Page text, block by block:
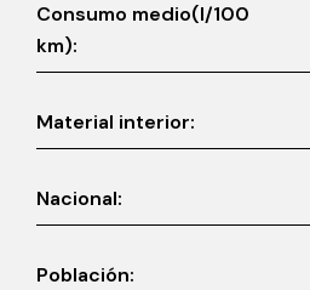
Consumo medio(l/100
km):
Material interior:
Nacional:
Población: